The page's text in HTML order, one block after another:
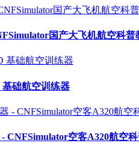
国产大飞机航空科
础航空训练器
CNFSimulator空客A320航空